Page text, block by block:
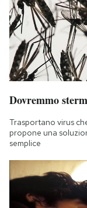
Dovremmo
Trasportano virus
propone una
semplice